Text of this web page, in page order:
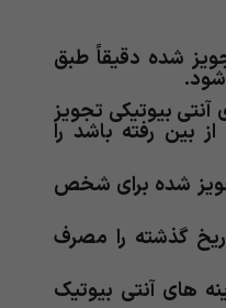
شده دقیقاً طبق
بیوتیکی تجویز
بین رفته باشد را
شده برای شخص
گذشته را مصرف
های آنتی بیوتیک